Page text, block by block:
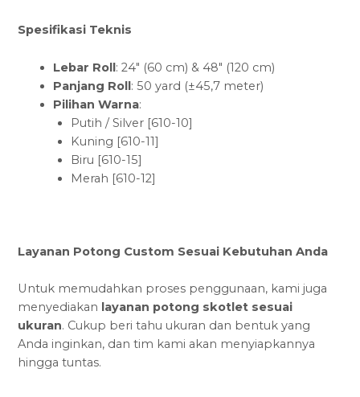
Spesifikasi Teknis
Lebar Roll: 24″ (60 cm) & 48″ (120 cm)
Panjang Roll: 50 yard (±45,7 meter)
Pilihan Warna:
Putih / Silver [610-10]
Kuning [610-11]
Biru [610-15]
Merah [610-12]
Layanan Potong Custom Sesuai Kebutuhan Anda
Untuk memudahkan proses penggunaan, kami juga
menyediakan layanan potong skotlet sesuai
ukuran. Cukup beri tahu ukuran dan bentuk yang
Anda inginkan, dan tim kami akan menyiapkannya
hingga tuntas.